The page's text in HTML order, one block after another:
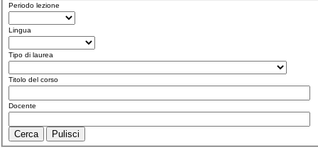
Periodo lezione
Lingua
Tipo di laurea
Titolo del corso
Docente